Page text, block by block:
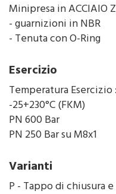
Minipresa in ACCIAIO
- guarnizioni in NBR
- Tenuta con O-Ring
Esercizio
Temperatura Esercizio
-25+230°C (FKM)
PN 600 Bar
PN 250 Bar su M8x1
Varianti
P - Tappo di chiusura